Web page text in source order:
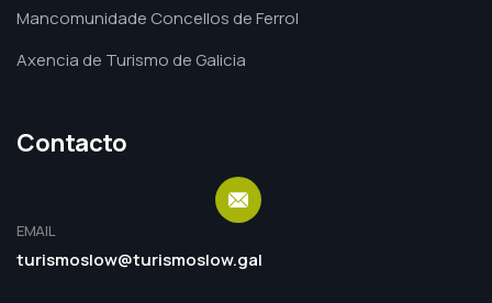
Mancomunidade Concellos de Ferrol
Axencia de Turismo de Galicia
Contacto
EMAIL
turismoslow@turismoslow.gal